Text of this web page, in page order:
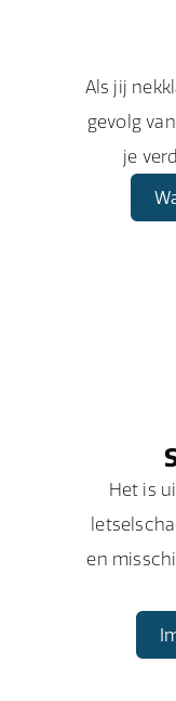
Als jij
gevolg
je
Het is
en